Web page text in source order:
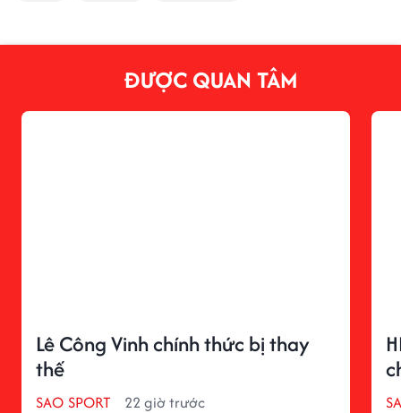
ĐƯỢC QUAN TÂM
Lê Công Vinh chính thức bị thay
thế
SAO SPORT 22 giờ trước